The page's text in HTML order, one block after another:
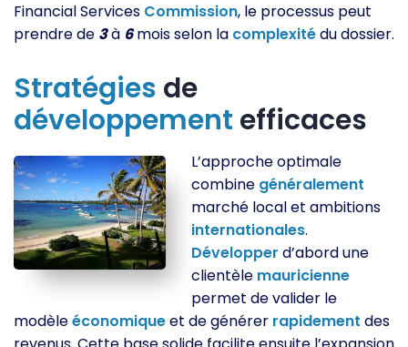
Financial Services Commission, le processus peut
prendre de 3à 6mois selon la complexitédu dossier.
Stratégies de
développement efficaces
L’approche optimale
combine généralement
marché local et ambitions
internationales.
Développer d’abord une
clientèle mauricienne
permet de valider le
modèleéconomiqueet de générer rapidement des